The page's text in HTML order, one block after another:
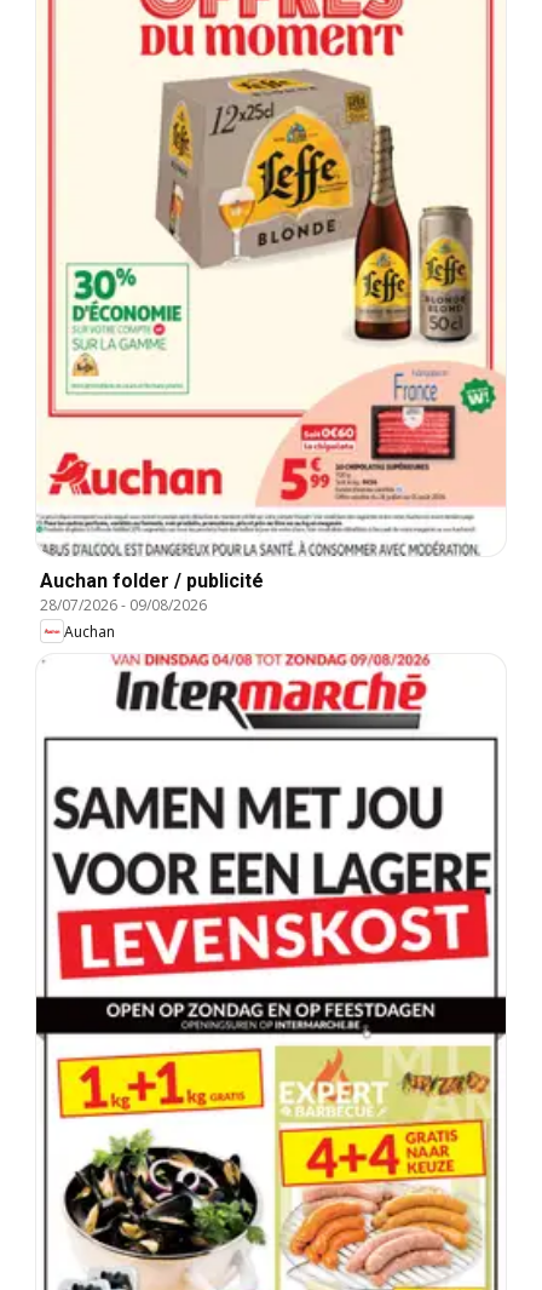
Auchan folder / publicité
28/07/2026- 09/08/2026
Auchan